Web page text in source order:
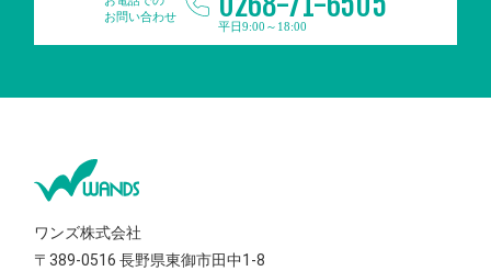
お問い合わせ
平日9:00～18:00
ワンズ株式会社
〒389-0516長野県東御市田中1-8